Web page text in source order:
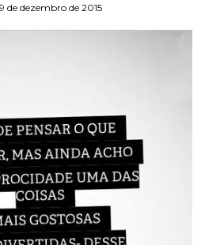
de dezembro de 2015